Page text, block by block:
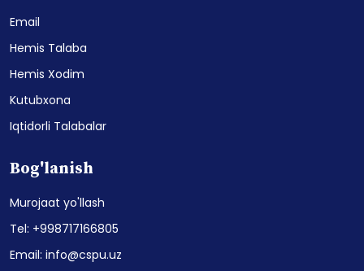
Email
Hemis Talaba
Hemis Xodim
Kutubxona
Iqtidorli Talabalar
Bog'lanish
Murojaat yo'llash
Tel: +998717166805
Email: info@cspu.uz